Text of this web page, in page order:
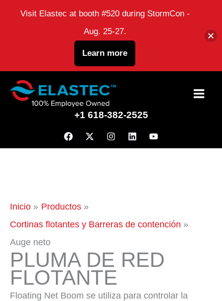
+1 618-382-2525
Inicio
Productos
Cortinas flotantes y Barreras de contención
Auge neto
PLUMA DE RED
FLOTANTE
Floating Net Boom se utiliza para controlar la
Visit Elastec at booth #520 during StormCon -
Aug. 25-27.
Learn more